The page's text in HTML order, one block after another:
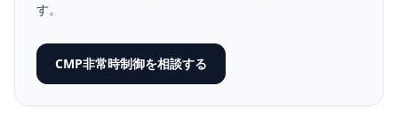
す。
CMP非常時制御を相談する